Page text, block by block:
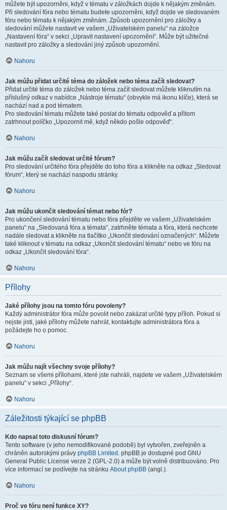
můžete být upozorněni, když v tématu v záložkách dojde k nějakým změnám.
Při sledování fóra nebo tématu budete upozorněni, když dojde ve sledovaném
fóru nebo tématu k nějakým změnám. Způsob upozornění pro záložky a
sledování můžete nastavit ve vašem „Uživatelském panelu“ na záložce
„Nastavení fóra“ v sekci „Upravit nastavení upozornění“. Může být užitečné
nastavit pro záložky a sledování jiný způsob upozornění.
Nahoru
Jak můžu přidat určité téma do záložek nebo téma začít sledovat?
Přidat určité téma do záložek nebo téma začít sledovat můžete kliknutím na
příslušný odkaz v nabídce „Nástroje tématu“ (obvykle má ikonu klíče), která se
nachází nad a pod tématem.
Pro sledování tématu můžete také poslat do tématu odpověď a přitom
zatrhnout políčko „Upozornit mě, když někdo pošle odpověď“.
Nahoru
Jak můžu začít sledovat určité fórum?
Pro sledování určitého fóra přejděte do toho fóra a klikněte na odkaz „Sledovat
fórum“, který se nachází naspodu stránky.
Nahoru
Jak můžu ukončit sledování témat nebo fór?
Pro ukončení sledování tématu nebo fóra přejděte ve vašem „Uživatelském
panelu“ na „Sledovaná fóra a témata“, zatrhněte témata a fóra, která nechcete
nadále sledovat a klikněte na tlačítko „Ukončit sledování označených“. Můžete
také kliknout v tématu na odkaz „Ukončit sledování tématu“ nebo ve fóru na
odkaz „Ukončit sledování fóra“.
Nahoru
Přílohy
Jaké přílohy jsou na tomto fóru povoleny?
Každý administrátor fóra může povolit nebo zakázat určité typy příloh. Pokud si
nejste jisti, jaké přílohy můžete nahrát, kontaktujte administrátora fóra a
požádejte ho o pomoc.
Nahoru
Jak můžu najít všechny svoje přílohy?
Seznam se všemi přílohami, které jste nahráli, najdete ve vašem „Uživatelském
panelu“ v sekci „Přílohy“.
Nahoru
Záležitosti týkající se phpBB
Kdo napsal toto diskusní fórum?
Tento software (v jeho nemodifikované podobě) byl vytvořen, zveřejněn a
chráněn autorskými právy phpBB Limited . phpBB je dostupné pod GNU
General Public License verze 2 (GPL-2.0) a může být volně distribuováno. Pro
více informací se podívejte na stránku About phpBB (angl.).
Nahoru
Proč ve fóru není funkce XY?